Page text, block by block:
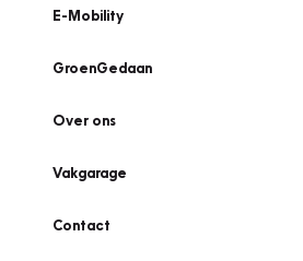
E-Mobility
GroenGedaan
Over ons
Vakgarage
Contact